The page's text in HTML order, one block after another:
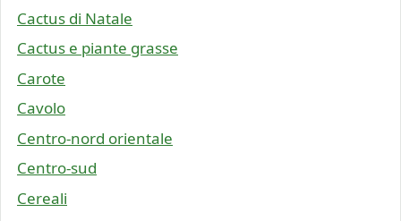
Cactus di Natale
Cactus e piante grasse
Carote
Cavolo
Centro-nord orientale
Centro-sud
Cereali